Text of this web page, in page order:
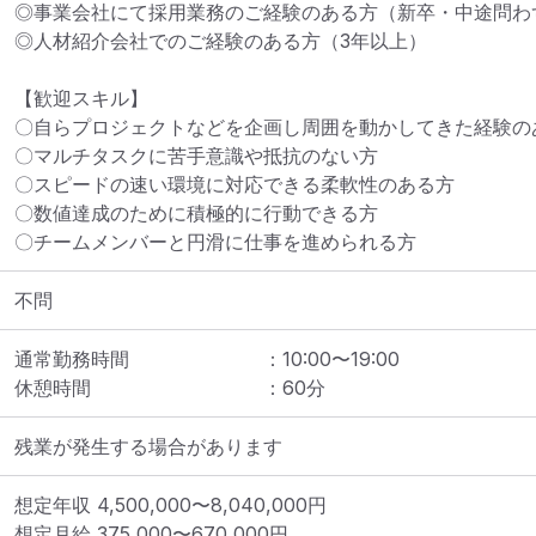
◎事業会社にて採用業務のご経験のある方（新卒・中途問わ
◎人材紹介会社でのご経験のある方（3年以上）
【歓迎スキル】
〇自らプロジェクトなどを企画し周囲を動かしてきた経験
〇マルチタスクに苦手意識や抵抗のない方
〇スピードの速い環境に対応できる柔軟性のある方
〇数値達成のために積極的に行動できる方
〇チームメンバーと円滑に仕事を進められる方
不問
通常勤務時間 ： 10:00〜19:00
休憩時間
： 60分
残業が発生する場合があります
想定年収 4,500,000〜8,040,000円